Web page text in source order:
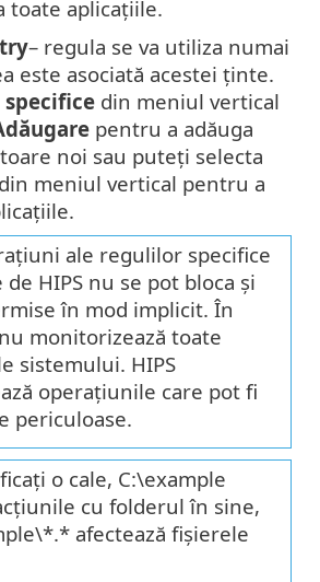
toate aplicațiile.
– regula se va utiliza numai
este asociată acestei ținte.
din meniul vertical
pentru a adăuga
noi sau puteți selecta
din meniul vertical pentru a
ale regulilor specifice
HIPS nu se pot bloca și
în mod implicit. În
monitorizează toate
sistemului. HIPS
operațiunile care pot fi
periculoase.
o cale, C:\example
cu folderul în sine,
afectează fișierele